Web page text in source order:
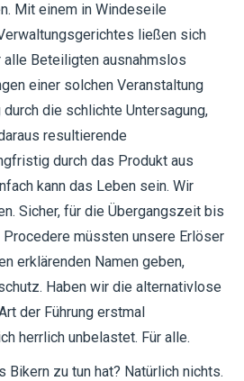
Mit einem in Windeseile
ließen sich
Beteiligten ausnahmslos
einer solchen Veranstaltung
die schlichte Untersagung,
resultierende
durch das Produkt aus
kann das Leben sein. Wir
Sicher, für die Übergangszeit bis
Procedere müssten unsere Erlöser
erklärenden Namen geben,
Haben wir die alternativlose
der Führung erstmal
herrlich unbelastet. Für alle.
Bikern zu tun hat? Natürlich nichts.